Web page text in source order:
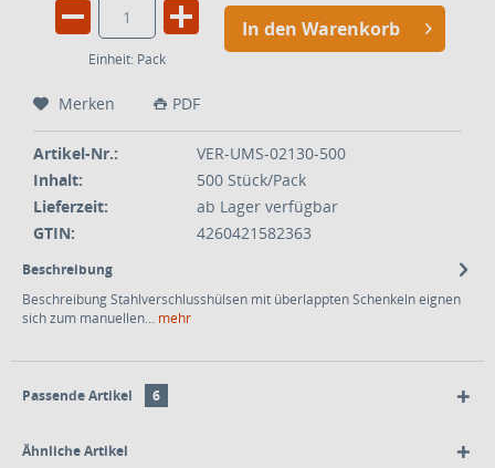
Einheit: Pack
In den Warenkorb
Merken PDF
Artikel-Nr.:
VER-UMS-02130-500
Inhalt:
500 Stück/Pack
Lieferzeit:
ab Lager verfügbar
GTIN:
4260421582363
Beschreibung
Beschreibung Stahlverschlusshülsen mit überlappten Schenkeln eignen
sich zum manuellen... mehr
Passende Artikel 6
Ähnliche Artikel